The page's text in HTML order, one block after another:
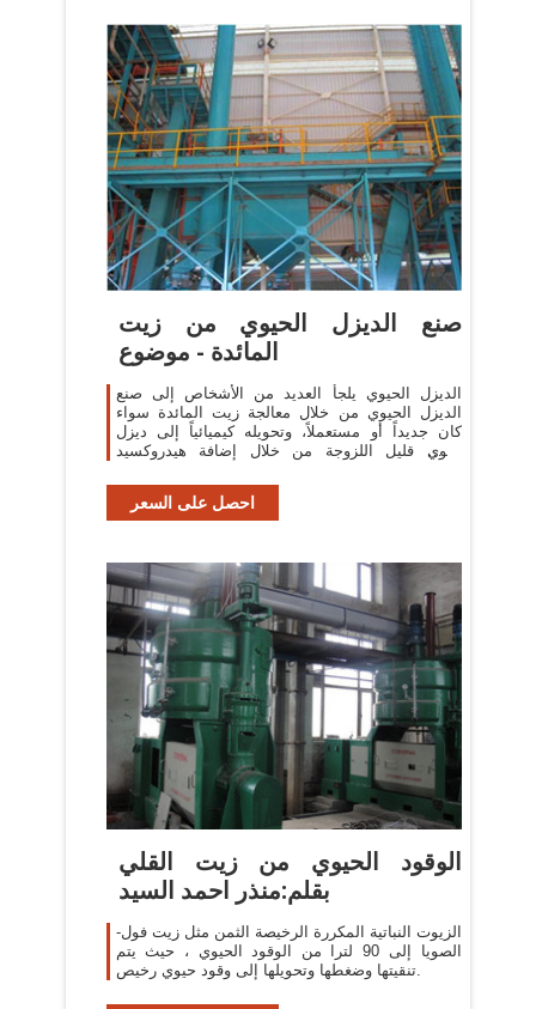
صنع الديزل الحيوي من زيت
المائدة - موضوع
الديزل الحيوي يلجأ العديد من الأشخاص إلى صنع
الديزل الحيوي من خلال معالجة زيت المائدة سواء
كان جديداً أو مستعملاً، وتحويله كيميائياً إلى ديزل
حيوي قليل اللزوجة من خلال إضافة هيدروكسيد
احصل على السعر
الوقود الحيوي من زيت القلي
بقلم:منذر احمد السيد
-الزيوت النباتية المكررة الرخيصة الثمن مثل زيت فول
الصويا إلى 90 لترا من الوقود الحيوي ، حيث يتم
تنقيتها وضغطها وتحويلها إلى وقود حيوي رخيص.